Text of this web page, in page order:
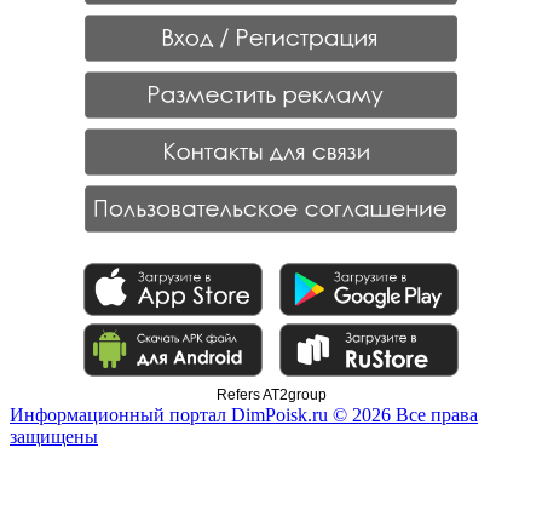
Refers AT2group
Информационный портал DimPoisk.ru © 2026 Все права
защищены